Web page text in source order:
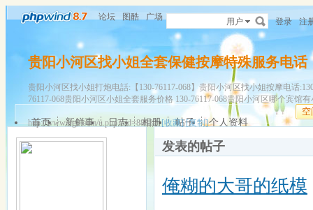
论坛 图酷 广场 用户 登录 注
贵阳小河区找小姐全套保健按摩特殊服务电话
贵阳小河区找小姐打炮电話:【130-76117-068】贵阳小河区找小姐按摩电话
76117-068贵阳小河区小姐全套服务价格 130-76117-068贵阳小河区哪个宾馆
http://www.tfg2.com/u.php?uid=88832[收藏] [复制]
空
首页 新鲜事 日志 相册 帖子 个人资料
发表的帖子
俺糊的大哥的纸模